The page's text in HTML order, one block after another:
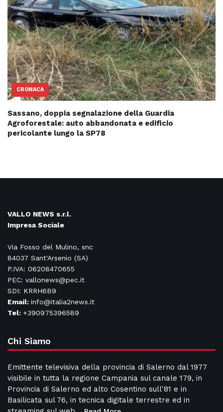
CRONACA
Sassano, doppia segnalazione della Guardia
Agroforestale: auto abbandonata e edificio
pericolante lungo la SP78
VALLO NEWS s.r.l.
Impresa Sociale
Via Fosso del Mulino, snc
84037 Sant'Arsenio (SA)
P.IVA: 06208470655
PEC: vallonews@pec.it
SDI: KRRH6B9
Email: info@italia2news.it
Tel: +390975396589
Chi Siamo
Emittente televisiva della provincia di Salerno dal 1977
visibile in tutta la regione Campania sul canale 179, in
Provincia di Salerno ed alto Cosentino sull'81 e in
Basilicata sul 76, in tecnica digitale terrestre ed in